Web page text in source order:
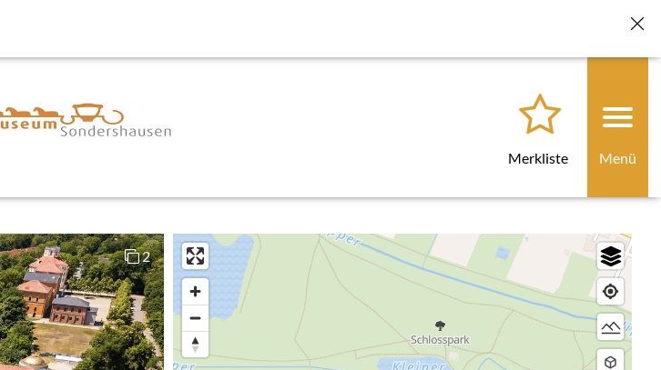
klicken und dann "Diese Einstellungen für künftige Besuche löschen" klicken. Beim nächsten Laden
Merkliste Menü
2